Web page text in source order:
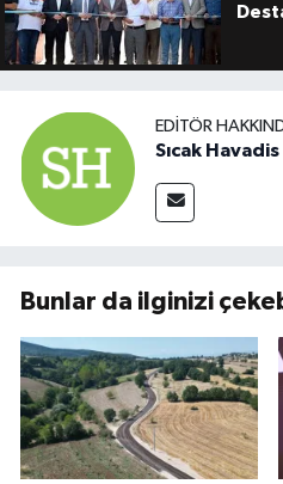
EDITÖR
Sıcak Havadis
Bunlar da ilginizi